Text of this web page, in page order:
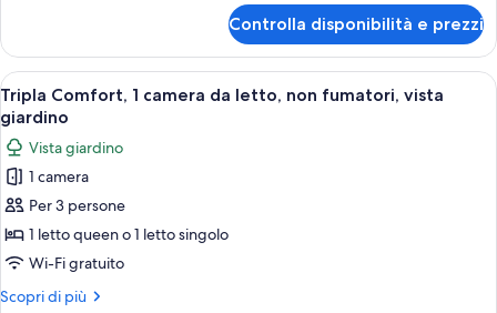
o
2
letti
singoli,
non
fumatori,
bagno
in
camera
Comfort
con
letto
matrimoniale
o
2
letti
singoli,
non
fumatori,
in
camera
Controlla disponibilità e prezzi
Apri
tutte
le
foto
per
Tripla
Comfort,
1
camera
Una camera da letto con parete in
1
Tripla Comfort, 1 camera da letto, non fumatori, vista
giardino
Vista giardino
1 camera
Per 3 persone
1 letto queen o 1 letto singolo
Wi-Fi gratuito
Scopri di più
Altri